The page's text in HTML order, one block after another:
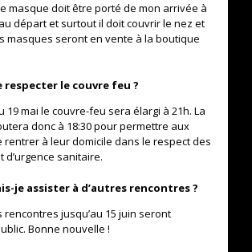
masque doit être porté de mon arrivée à
départ et surtout il doit couvrir le nez et
masques seront en vente à la boutique
respecter le couvre feu ?
19 mai le couvre-feu sera élargi à 21h. La
donc à 18:30 pour permettre aux
rentrer à leur domicile dans le respect des
d’urgence sanitaire.
je assister à d’autres rencontres ?
rencontres jusqu’au 15 juin seront
Bonne nouvelle !